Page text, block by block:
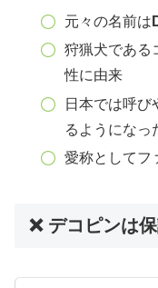
元々の名前は
狩猟犬である
性に由来
日本では呼び
るようになっ
愛称としてフ
❌ デコピンは